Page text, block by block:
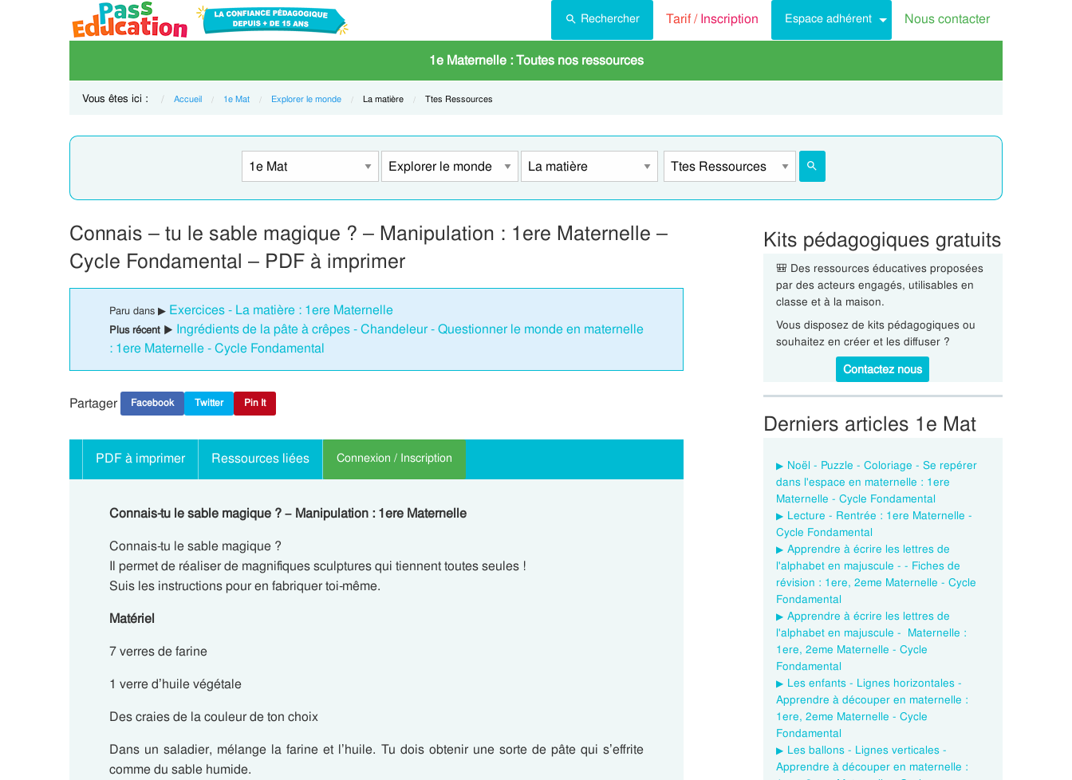
Rechercher Tarif /Inscription Espace adhérent Nous contacter
1e Maternelle : Toutes nos ressources
Vous êtes ici : Accueil 1e Mat Explorer le monde Current:
La matière Current:
Ttes Ressources
Connais – tu le sable magique ? – Manipulation : 1ere Maternelle –
Cycle Fondamental – PDF à imprimer
Paru dans ▶ Exercices - La matière : 1ere Maternelle
Plus récent ▶ Ingrédients de la pâte à crêpes - Chandeleur - Questionner le monde en maternelle
: 1ere Maternelle - Cycle Fondamental
Partager Facebook Twitter Pin It
PDF à imprimer Ressources liées Connexion / Inscription
Connais-tu le sable magique ? – Manipulation : 1ere Maternelle
Connais-tu le sable magique ?
Il permet de réaliser de magnifiques sculptures qui tiennent toutes seules !
Suis les instructions pour en fabriquer toi-même.
Matériel
7 verres de farine
1 verre d’huile végétale
Des craies de la couleur de ton choix
Dans un saladier, mélange la farine et l’huile. Tu dois obtenir une sorte de pâte qui s’effrite
comme du sable humide.
Kits pédagogiques gratuits
🎒 Des ressources éducatives proposées
par des acteurs engagés, utilisables en
classe et à la maison.
Vous disposez de kits pédagogiques ou
souhaitez en créer et les diffuser ?
Contactez nous
Derniers articles 1e Mat
Noël - Puzzle - Coloriage - Se repérer
dans l'espace en maternelle : 1ere
Maternelle - Cycle Fondamental
Lecture - Rentrée : 1ere Maternelle -
Cycle Fondamental
Apprendre à écrire les lettres de
l'alphabet en majuscule - - Fiches de
révision : 1ere, 2eme Maternelle - Cycle
Fondamental
Apprendre à écrire les lettres de
l'alphabet en majuscule - Maternelle :
1ere, 2eme Maternelle - Cycle
Fondamental
Les enfants - Lignes horizontales -
Apprendre à découper en maternelle :
1ere, 2eme Maternelle - Cycle
Fondamental
Les ballons - Lignes verticales -
Apprendre à découper en maternelle :